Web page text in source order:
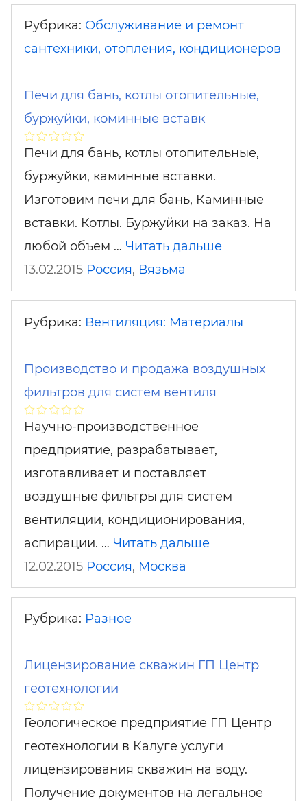
Рубрика: Обслуживание и ремонт
сантехники, отопления, кондиционеров
Печи для бань, котлы отопительные,
буржуйки, коминные вставк
Печи для бань, котлы отопительные,
буржуйки, каминные вставки.
Изготовим печи для бань, Каминные
вставки. Котлы. Буржуйки на заказ. На
любой объем … Читать дальше
13.02.2015 Россия, Вязьма
Рубрика: Вентиляция: Материалы
Производство и продажа воздушных
фильтров для систем вентиля
Научно-производственное
предприятие, разрабатывает,
изготавливает и поставляет
воздушные фильтры для систем
вентиляции, кондиционирования,
аспирации. … Читать дальше
12.02.2015 Россия, Москва
Рубрика: Разное
Лицензирование скважин ГП Центр
геотехнологии
Геологическое предприятие ГП Центр
геотехнологии в Калуге услуги
лицензирования скважин на воду.
Получение документов на легальное